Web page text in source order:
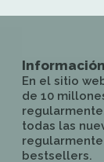
En el sitio
de 10
todas las
bestsellers.